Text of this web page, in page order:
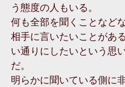
う態度の人もいる。
何も全部を聞くことなどな
相手に言いたいことがあ
い通りにしたいという思
だ。
明らかに聞いている側に